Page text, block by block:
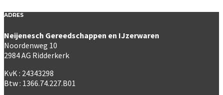
ADRES
Neijenesch Gereedschappen en IJzerwaren
Noordenweg 10
2984 AG Ridderkerk
KvK : 24343298
Btw : 1366.74.227.B01